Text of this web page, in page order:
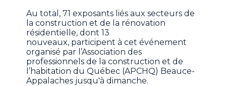
Au total, 71 exposants liés aux secteurs de
la construction et de la rénovation
résidentielle, dont 13
nouveaux, participent à cet événement
organisé par l’Association des
professionnels de la construction et de
l’habitation du Québec (APCHQ) Beauce-
Appalaches jusqu'à dimanche.